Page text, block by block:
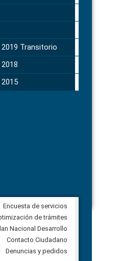
2019 Transitorio
2015
Veeduría Ciudadana para vigilar la
construcción del asfaltado de
Ballenita del cantón Santa Elena
7 agosto, 2026
Next
Encuesta de servicios
de trámites
Nacional Desarrollo
Contacto Ciudadano
Denuncias y pedidos